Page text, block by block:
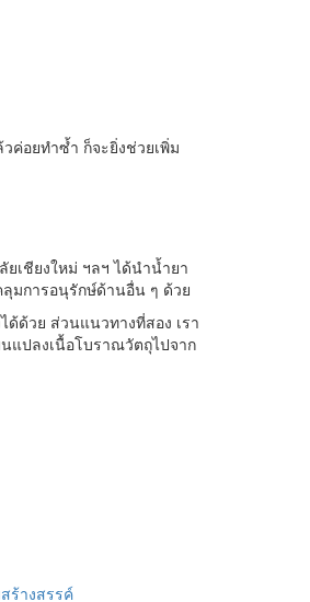
ค่อยทำซ้ำ ก็จะยิ่งช่วยเพิ่ม
เชียงใหม่ ฯลฯ ได้นำน้ำยา
มการอนุรักษ์ด้านอื่น ๆ ด้วย
ด้วย ส่วนแนวทางที่สอง เรา
แปลงเนื้อโบราณวัตถุไปจาก
ร้างสรรค์